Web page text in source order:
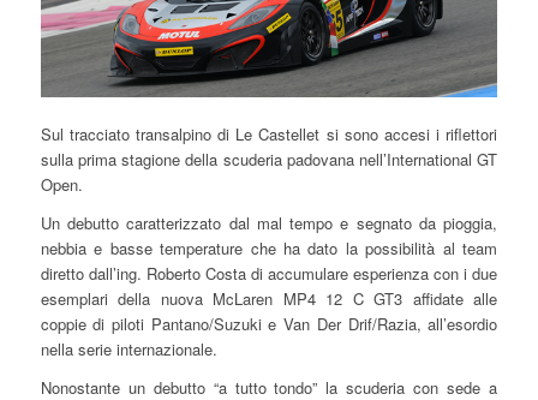
Sul tracciato transalpino di Le Castellet si sono accesi i riflettori
sulla prima stagione della scuderia padovana nell’International GT
Open.
Un debutto caratterizzato dal mal tempo e segnato da pioggia,
nebbia e basse temperature che ha dato la possibilità al team
diretto dall’ing. Roberto Costa di accumulare esperienza con i due
esemplari della nuova McLaren MP4 12 C GT3 affidate alle
coppie di piloti Pantano/Suzuki e Van Der Drif/Razia, all’esordio
nella serie internazionale.
Nonostante un debutto “a tutto tondo” la scuderia con sede a